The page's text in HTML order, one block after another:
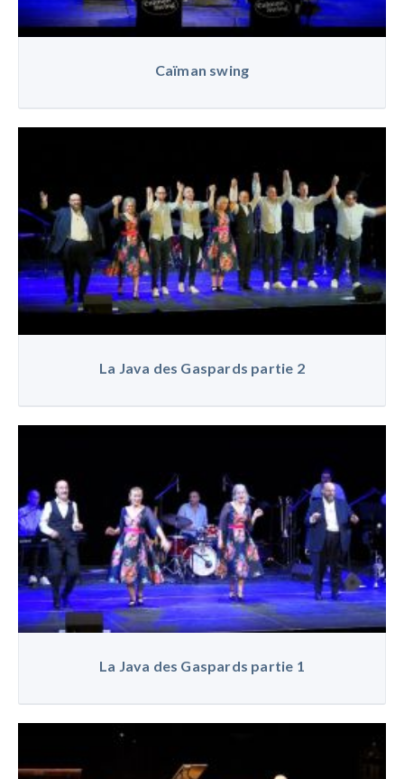
Caïman swing
La Java des Gaspards partie 2
La Java des Gaspards partie 1